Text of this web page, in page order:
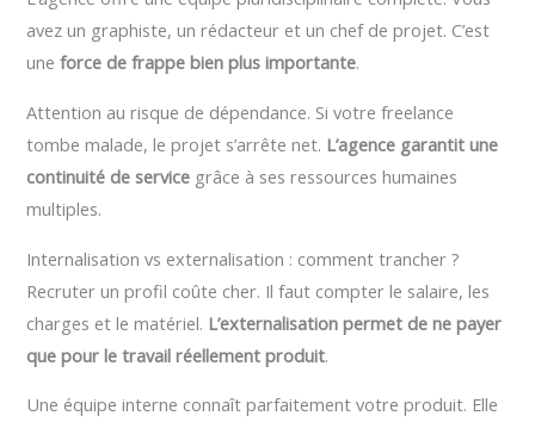
avez un graphiste, un rédacteur et un chef de projet. C’est
uneforce de frappe bien plus importante.
Attention au risque de dépendance. Si votre freelance
tombe malade, le projet s’arrête net. L’agence garantit une
continuité de service grâce à ses ressources humaines
multiples.
Internalisation vs externalisation : comment trancher ?
Recruter un profil coûte cher. Il faut compter le salaire, les
charges et le matériel. L’externalisation permet de ne payer
que pour le travail réellement produit.
Une équipe interne connaît parfaitement votre produit. Elle